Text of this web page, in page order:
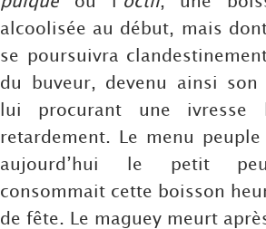
alcoolisée au début, mais
se poursuivra
du buveur, devenu ainsi son
lui procurant une ivresse
retardement. Le menu
aujourd’hui le petit
consommait cette boisson
de fête. Le maguey meurt